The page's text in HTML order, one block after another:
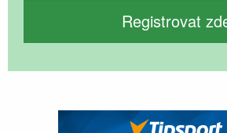
Registrovat